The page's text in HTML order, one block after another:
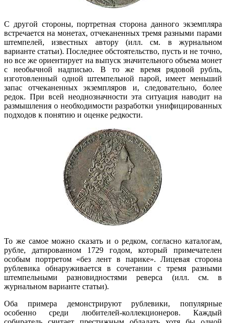
С другой стороны, портретная сторона данного экземпляра
встречается на монетах, отчеканенных тремя разными парами
штемпелей, известных автору (илл. см. в журнальном
варианте статьи). Последнее обстоятельство, пусть и не точно,
но все же ориентирует на выпуск значительного объема монет
с необычной надписью. В то же время рядовой рубль,
изготовленный одной штемпельной парой, имеет меньший
запас отчеканенных экземпляров и, следовательно, более
редок. При всей неоднозначности эта ситуация наводит на
размышления о необходимости разработки унифицированных
подходов к понятию и оценке редкости.
То же самое можно сказать и о редком, согласно каталогам,
рубле, датированном 1729 годом, который примечателен
особым портретом «без лент в парике». Лицевая сторона
рублевика обнаруживается в сочетании с тремя разными
штемпельными разновидностями реверса (илл. см. в
журнальном варианте статьи).
Оба примера демонстрируют рублевики, популярные
особенно среди любителей-коллекционеров. Каждый